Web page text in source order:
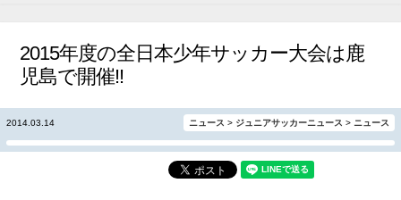
2015年度の全日本少年サッカー大会は鹿
児島で開催!!
2014.03.14 ニュース > ジュニアサッカーニュース > ニュース